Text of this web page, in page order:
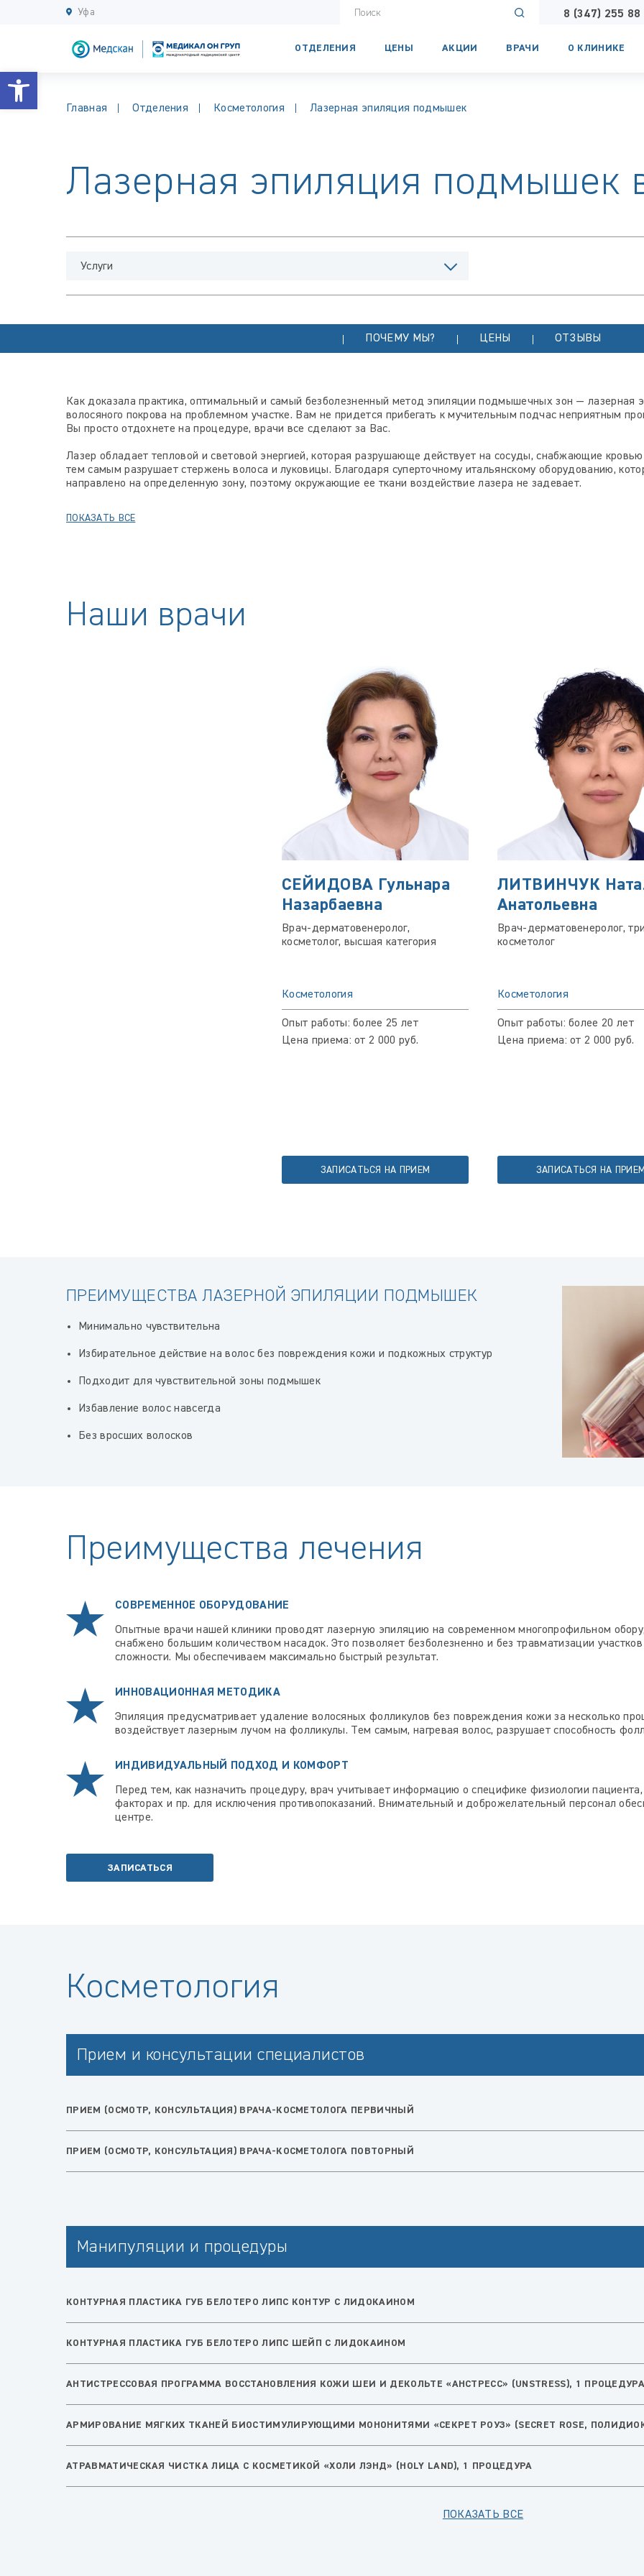
Открыть панель инструментов
Уфа 8 (347) 255 88
ОТДЕЛЕНИЯ ЦЕНЫ АКЦИИ ВРАЧИ О КЛИНИКЕ
Главная Отделения Косметология Лазерная эпиляция подмышек
Лазерная эпиляция подмышек
Услуги
ПОЧЕМУ МЫ? ЦЕНЫ ОТЗЫВЫ
Как доказала практика, оптимальный и самый безболезненный метод эпиляции подмышечных зон — лазерная
волосяного покрова на проблемном участке. Вам не придется прибегать к мучительным подчас неприятным
Вы просто отдохнете на процедуре, врачи все сделают за Вас.
Лазер обладает тепловой и световой энергией, которая разрушающе действует на сосуды, снабжающие
тем самым разрушает стержень волоса и луковицы. Благодаря суперточному итальянскому оборудованию,
направлено на определенную зону, поэтому окружающие ее ткани воздействие лазера не задевает.
ПОКАЗАТЬ ВСЕ
Наши врачи
СЕЙИДОВА Гульнара
Назарбаевна
Врач-дерматовенеролог,
косметолог, высшая категория
Косметология
Опыт работы: более 25 лет
Цена приема: от 2 000 руб.
ЗАПИСАТЬСЯ НА ПРИЕМ
ЛИТВИНЧУК
Анатольевна
Врач-дерматовенеролог,
косметолог
Косметология
Опыт работы: более 20 лет
Цена приема: от 2 000 руб.
ЗАПИСАТЬСЯ НА
ПРЕИМУЩЕСТВА ЛАЗЕРНОЙ ЭПИЛЯЦИИ ПОДМЫШЕК
Минимально чувствительна
Избирательное действие на волос без повреждения кожи и подкожных структур
Подходит для чувствительной зоны подмышек
Избавление волос навсегда
Без вросших волосков
Преимущества лечения
СОВРЕМЕННОЕ ОБОРУДОВАНИЕ
Опытные врачи нашей клиники проводят лазерную эпиляцию на современном многопрофильном
снабжено большим количеством насадок. Это позволяет безболезненно и без травматизации
сложности. Мы обеспечиваем максимально быстрый результат.
ИННОВАЦИОННАЯ МЕТОДИКА
Эпиляция предусматривает удаление волосяных фолликулов без повреждения кожи за несколько
воздействует лазерным лучом на фолликулы. Тем самым, нагревая волос, разрушает способность
ИНДИВИДУАЛЬНЫЙ ПОДХОД И КОМФОРТ
Перед тем, как назначить процедуру, врач учитывает информацию о специфике физиологии
факторах и пр. для исключения противопоказаний. Внимательный и доброжелательный персонал
центре.
ЗАПИСАТЬСЯ
Косметология
Прием и консультации специалистов
ПРИЕМ (ОСМОТР, КОНСУЛЬТАЦИЯ) ВРАЧА-КОСМЕТОЛОГА ПЕРВИЧНЫЙ
ПРИЕМ (ОСМОТР, КОНСУЛЬТАЦИЯ) ВРАЧА-КОСМЕТОЛОГА ПОВТОРНЫЙ
Манипуляции и процедуры
КОНТУРНАЯ ПЛАСТИКА ГУБ БЕЛОТЕРО ЛИПС КОНТУР С ЛИДОКАИНОМ
КОНТУРНАЯ ПЛАСТИКА ГУБ БЕЛОТЕРО ЛИПС ШЕЙП С ЛИДОКАИНОМ
АНТИСТРЕССОВАЯ ПРОГРАММА ВОССТАНОВЛЕНИЯ КОЖИ ШЕИ И ДЕКОЛЬТЕ «АНСТРЕСС» (UNSTRESS), 1
АРМИРОВАНИЕ МЯГКИХ ТКАНЕЙ БИОСТИМУЛИРУЮЩИМИ МОНОНИТЯМИ «СЕКРЕТ РОУЗ» (SECRET ROSE,
АТРАВМАТИЧЕСКАЯ ЧИСТКА ЛИЦА С КОСМЕТИКОЙ «ХОЛИ ЛЭНД» (HOLY LAND), 1 ПРОЦЕДУРА
ПОКАЗАТЬ ВСЕ